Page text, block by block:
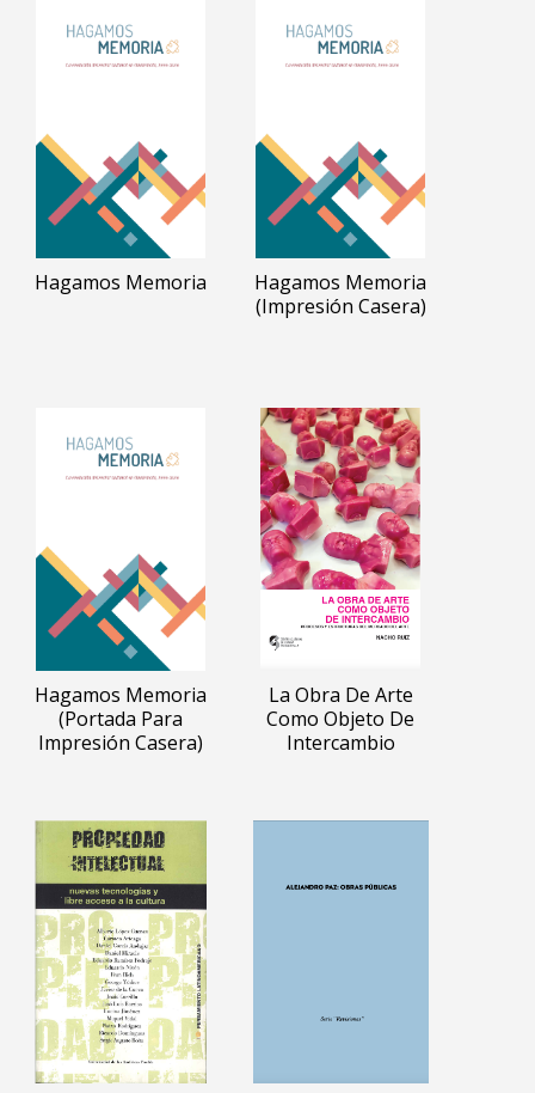
Hagamos Memoria
Hagamos Memoria
(impresión Casera)
Hagamos Memoria
(portada Para
Impresión Casera)
La Obra De Arte
Como Objeto De
Intercambio